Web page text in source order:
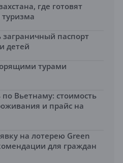
где готовят
туризма
паспорт
детей
турами
по Вьетнаму: стоимость
и прайс на
на лотерею Green
для граждан